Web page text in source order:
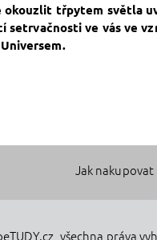
okouzlit třpytem světla
setrvačnosti ve vásve
Jak nakupovat
všechna práva